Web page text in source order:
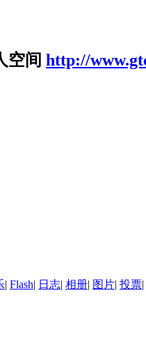
空间 http://
| Flash| 日志| 相册| 图片| 投票|